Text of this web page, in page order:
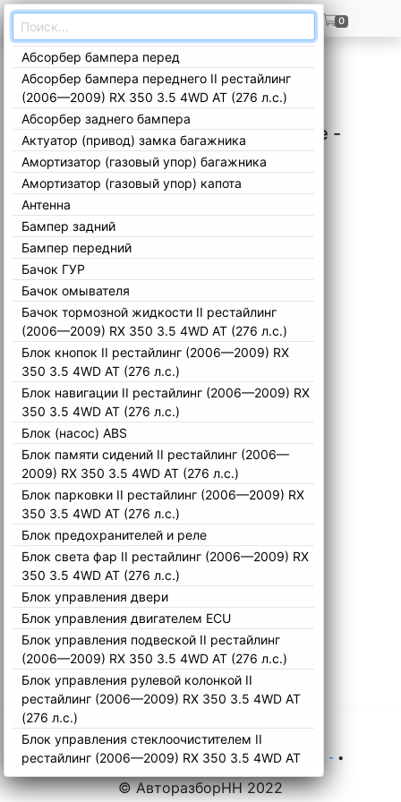
ГЛАВНАЯ +7(909)299-02-99 0
Главная/Каталог/Lexus/RX
Абсорбер бампера перед
Абсорбер бампера переднего II рестайлинг
(2006—2009) RX 350 3.5 4WD AT (276 л.с.)
Абсорбер заднего бампера
Актуатор (привод) замка багажника
Амортизатор (газовый упор) багажника
Амортизатор (газовый упор) капота
Антенна
Бампер задний
Бампер передний
Бачок ГУР
Бачок омывателя
Бачок тормозной жидкости II рестайлинг
(2006—2009) RX 350 3.5 4WD AT (276 л.с.)
Блок кнопок II рестайлинг (2006—2009) RX
350 3.5 4WD AT (276 л.с.)
Блок навигации II рестайлинг (2006—2009) RX
350 3.5 4WD AT (276 л.с.)
Блок (насос) ABS
Блок памяти сидений II рестайлинг (2006—
2009) RX 350 3.5 4WD AT (276 л.с.)
Блок парковки II рестайлинг (2006—2009) RX
350 3.5 4WD AT (276 л.с.)
Блок предохранителей и реле
Блок света фар II рестайлинг (2006—2009) RX
350 3.5 4WD AT (276 л.с.)
Блок управления двери
Блок управления двигателем ECU
Блок управления подвеской II рестайлинг
(2006—2009) RX 350 3.5 4WD AT (276 л.с.)
Блок управления рулевой колонкой II
рестайлинг (2006—2009) RX 350 3.5 4WD AT
(276 л.с.)
Блок управления стеклоочистителем II
рестайлинг (2006—2009) RX 350 3.5 4WD AT
(276 л.с.)
Блок управления стеклоподъемниками II
Запчасти Lexus RX Остальные -
Главная•Каталог• Lexus• RX•Остальные - •
© АвторазборНН 2022